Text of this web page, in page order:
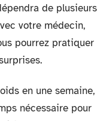
de plusieurs
votre médecin,
pourrez pratiquer
en une semaine,
nécessaire pour